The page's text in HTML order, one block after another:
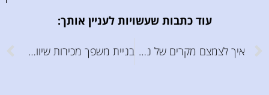
עוד כתבות שעשויות לעניין אותך:
איך לצמצם מקרים של נטישת עגלת קניות בוורדפרס בניית משפך מכירות שיווקי בוורדפרס